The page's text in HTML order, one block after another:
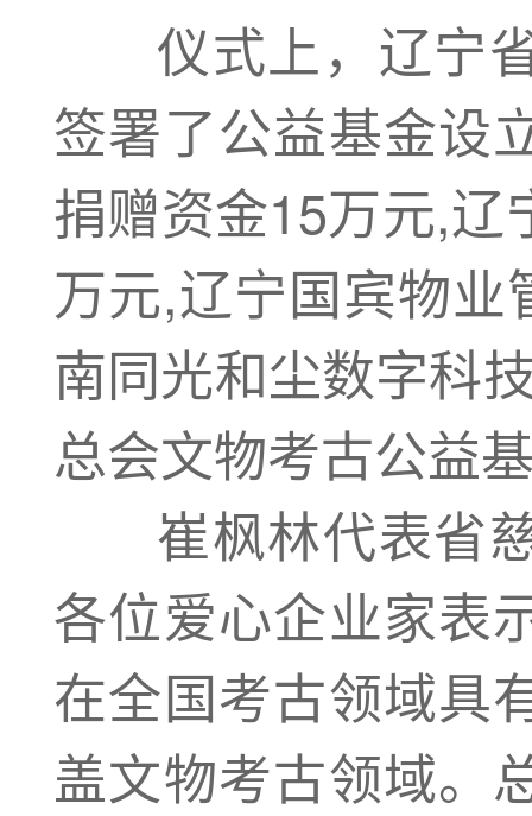
仪式上，辽宁省
签署了公益基金设
捐赠资金15万元,辽
万元,辽宁国宾物
南同光和尘数字科
总会文物考古公益
崔枫林代表省慈
各位爱心企业家表
在全国考古领域具
盖文物考古领域。